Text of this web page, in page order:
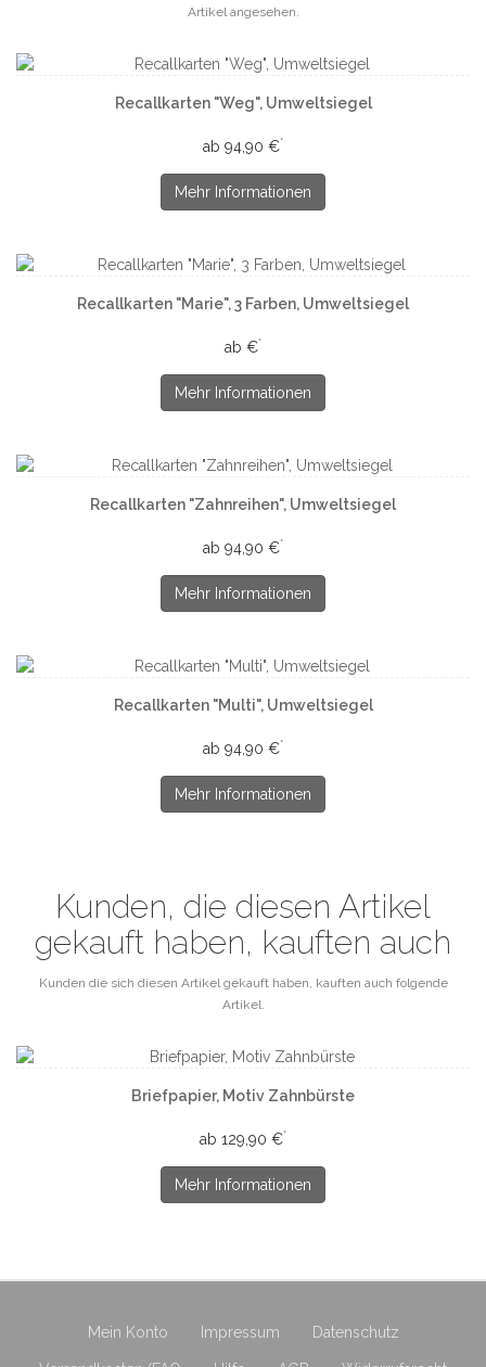
Artikel angesehen.
Recallkarten "Weg", Umweltsiegel
ab 94,90 €*
Mehr Informationen
Recallkarten "Marie", 3 Farben, Umweltsiegel
ab €*
Mehr Informationen
Recallkarten "Zahnreihen", Umweltsiegel
ab 94,90 €*
Mehr Informationen
Recallkarten "Multi", Umweltsiegel
ab 94,90 €*
Mehr Informationen
Kunden, die diesen Artikel
gekauft haben, kauften auch
Kunden die sich diesen Artikel gekauft haben, kauften auch folgende
Artikel.
Briefpapier, Motiv Zahnbürste
ab 129,90 €*
Mehr Informationen
Mein Konto Impressum Datenschutz